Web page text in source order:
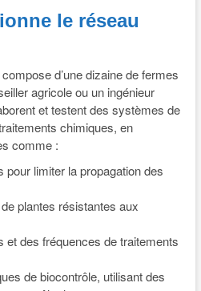
le réseau
d’une dizaine de fermes
agricole ou un ingénieur
et testent des systèmes de
chimiques, en
comme :
pour limiter la propagation des
plantes résistantes aux
et des fréquences de traitements
de biocontrôle, utilisant des